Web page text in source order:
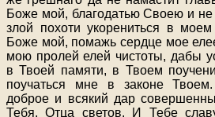
Боже мой, благодатью Своею и не
злой похоти укорениться в
Боже мой, помажь сердце мое
мою пролей елей чистоты, дабы
в Твоей памяти, в Твоем
поучаться мне в законе
доброе и всякий дар
Тебя, Отца светов. И Тебе